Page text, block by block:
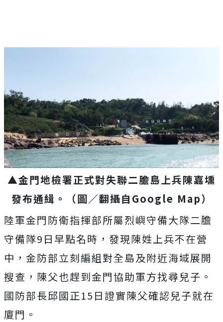
▲金門地檢署正式對失聯二膽島上兵陳嘉壎
發布通緝。（圖／翻攝自Google Map）
陸軍金門防衛指揮部所屬烈嶼守備大隊二膽
守備隊9日早點名時，發現陳姓上兵不在營
中，金防部立刻編組對全島及附近海域展開
搜查，陳父也趕到金門協助軍方找尋兒子。
國防部長邱國正15日證實陳父確認兒子就在
廈門。